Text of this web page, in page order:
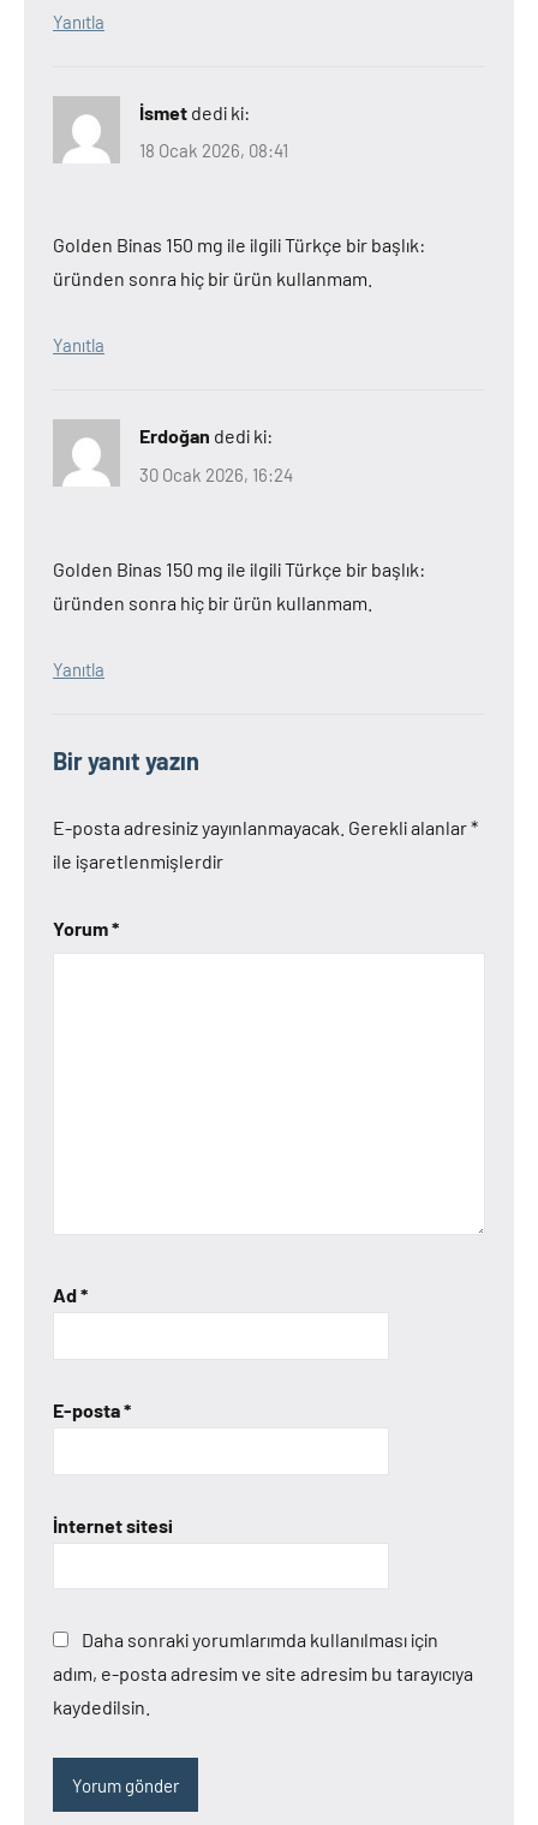
Yanıtla
İsmet dedi ki:
18 Ocak 2026, 08:41
Golden Binas 150 mg ile ilgili Türkçe bir başlık:
üründen sonra hiç bir ürün kullanmam.
Yanıtla
Erdoğan dedi ki:
30 Ocak 2026, 16:24
Golden Binas 150 mg ile ilgili Türkçe bir başlık:
üründen sonra hiç bir ürün kullanmam.
Yanıtla
Bir yanıt yazın
E-posta adresiniz yayınlanmayacak. Gerekli alanlar*
ile işaretlenmişlerdir
Yorum*
Ad*
E-posta*
İnternet sitesi
Daha sonraki yorumlarımda kullanılması için
adım, e-posta adresim ve site adresim bu tarayıcıya
kaydedilsin.